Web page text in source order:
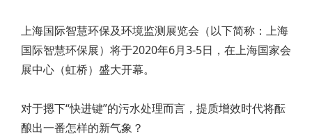
上海国际智慧环保及环境监测展览会（以下简称：上海
国际智慧环保展）将于2020年6月3-5日，在上海国家会
展中心（虹桥）盛大开幕。
对于摁下“快进键”的污水处理而言，提质增效时代将酝
酿出一番怎样的新气象？